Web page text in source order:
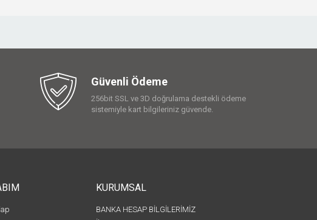
Güvenli Ödeme
256bit SSL ve 3D doğrulama destekli ödeme
sistemiyle kart bilgileriniz güvende.
KURUMSAL
BANKA HESAP BİLGİLERİMİZ